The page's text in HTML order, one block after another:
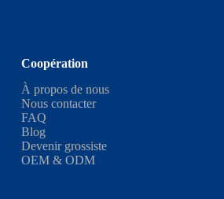
Coopération
À propos de nous
Nous contacter
FAQ
Blog
Devenir grossiste
OEM & ODM